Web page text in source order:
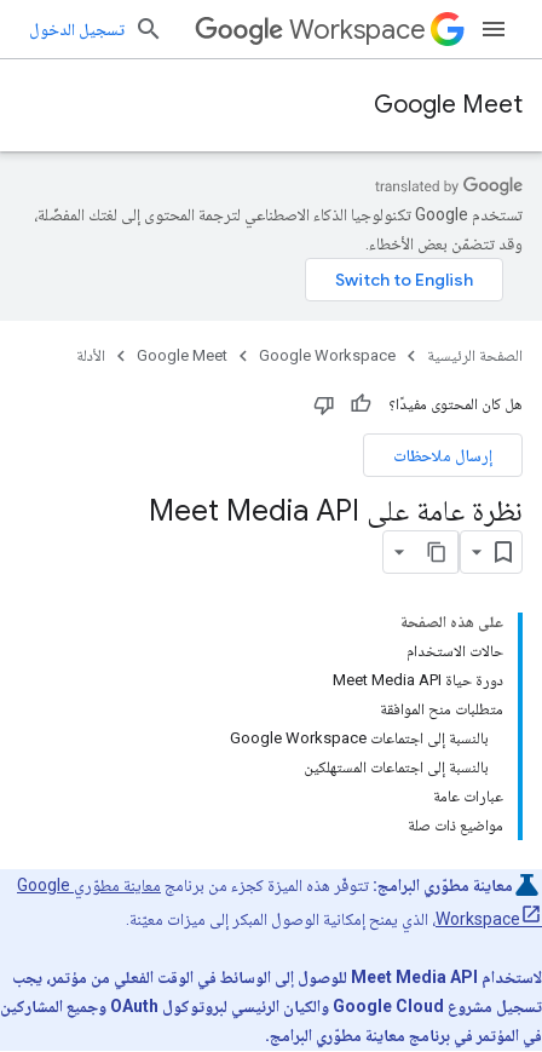
Workspace تسجيل الدخول
Google Meet
تستخدم Google تكنولوجيا الذكاء الاصطناعي لترجمة المحتوى إلى لغتك المفضّلة،
وقد تتضمّن بعض الأخطاء.
الصفحة الرئيسية Google Workspace
Google Meet الأدلة
هل كان المحتوى مفيدًا؟
إرسال ملاحظات
نظرة عامة على Meet Media API
على هذه الصفحة
حالات الاستخدام
دورة حياة Meet Media API
متطلبات منح الموافقة
بالنسبة إلى اجتماعات Google Workspace
بالنسبة إلى اجتماعات المستهلكين
عبارات عامة
مواضيع ذات صلة
معاينة مطوّري البرامج: تتوفّر هذه الميزة كجزء من برنامج
معاينة مطوّري Google
Workspace، الذي يمنح إمكانية الوصول المبكر إلى ميزات معيّنة.
لاستخدام Meet Media API للوصول إلى الوسائط في الوقت الفعلي من مؤتمر، يجب
تسجيل مشروع Google Cloud والكيان الرئيسي لبروتوكول OAuth وجميع المشاركين
في المؤتمر في برنامج معاينة مطوّري البرامج.